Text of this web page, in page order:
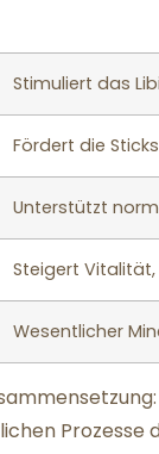
Stimuliert das
Fördert die
Unterstützt
Steigert
Wesentlicher